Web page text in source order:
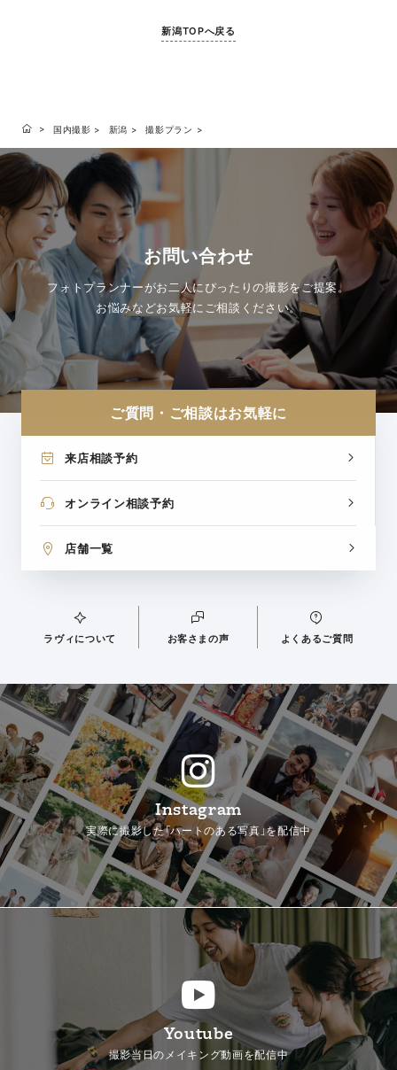
新潟TOPへ戻る
国内撮影 新潟 撮影プラン
お問い合わせ
フォトプランナーがお二人にぴったりの撮影をご提案。
お悩みなどお気軽にご相談ください。
ご質問・ご相談はお気軽に
来店相談予約
オンライン相談予約
店舗一覧
ラヴィについて お客さまの声 よくあるご質問
Instagram
実際に撮影した「ハートのある写真」を配信中
Youtube
撮影当日のメイキング動画を配信中